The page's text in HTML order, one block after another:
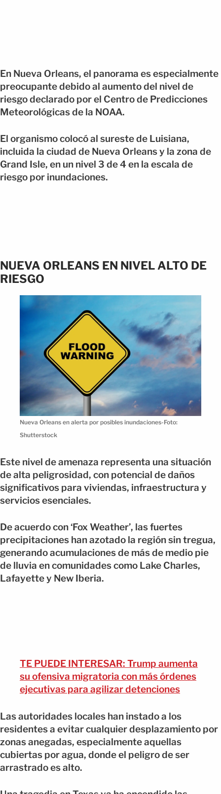
En Nueva Orleans, el panorama es especialmente
preocupante debido al aumento del nivel de
riesgo declarado por el Centro de Predicciones
Meteorológicas de la NOAA.
El organismo colocó al sureste de Luisiana,
incluida la ciudad de Nueva Orleans y la zona de
Grand Isle, en un nivel 3 de 4 en la escala de
riesgo por inundaciones.
NUEVA ORLEANS EN NIVEL ALTO DE
RIESGO
Nueva Orleans en alerta por posibles inundaciones-Foto:
Shutterstock
Este nivel de amenaza representa una situación
de alta peligrosidad, con potencial de daños
significativos para viviendas, infraestructura y
servicios esenciales.
De acuerdo con ‘Fox Weather’, las fuertes
precipitaciones han azotado la región sin tregua,
generando acumulaciones de más de medio pie
de lluvia en comunidades como Lake Charles,
Lafayette y New Iberia.
TE PUEDE INTERESAR: Trump aumenta
su ofensiva migratoria con más órdenes
ejecutivas para agilizar detenciones
Las autoridades locales han instado a los
residentes a evitar cualquier desplazamiento por
zonas anegadas, especialmente aquellas
cubiertas por agua, donde el peligro de ser
arrastrado es alto.